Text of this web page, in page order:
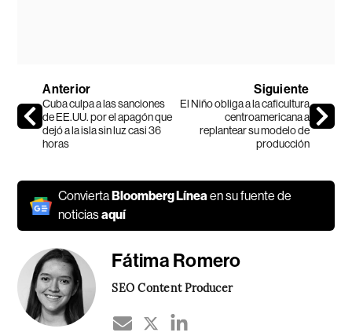
Anterior
Cuba culpa a las sanciones
de EE.UU. por el apagón que
dejó a la isla sin luz casi 36
horas
Siguiente
El Niño obliga a la caficultura
centroamericana a
replantear su modelo de
producción
Convierta Bloomberg Líneaen su fuente de
noticiasaquí
Fátima Romero
SEO Content Producer